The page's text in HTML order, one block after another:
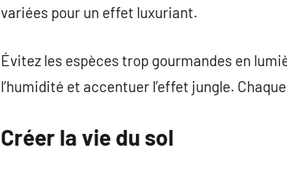
variées pour un effet luxuriant.
Évitez les espèces trop gourmandes en
l’humidité et accentuer l’effet jungle.
Créer la vie du sol